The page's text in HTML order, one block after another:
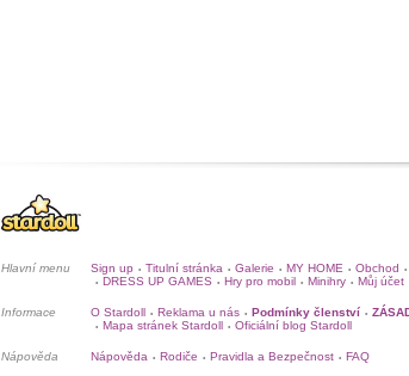
Hlavní menu Sign up • Titulní stránka • Galerie • MY HOME • Obchod •
• DRESS UP GAMES • Hry pro mobil • Minihry • Můj účet
Informace O Stardoll • Reklama u nás • Podmínky členství •
• Mapa stránek Stardoll • Oficiální blog Stardoll
Nápověda Nápověda • Rodiče • Pravidla a Bezpečnost • FAQ